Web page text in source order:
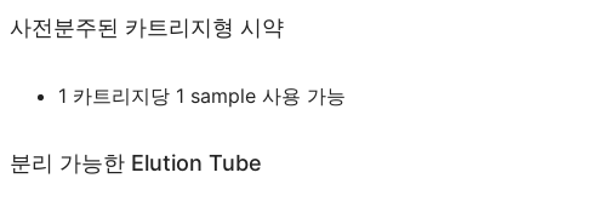
사전분주된 카트리지형 시약
1 카트리지당 1 sample 사용 가능
분리 가능한 Elution Tube